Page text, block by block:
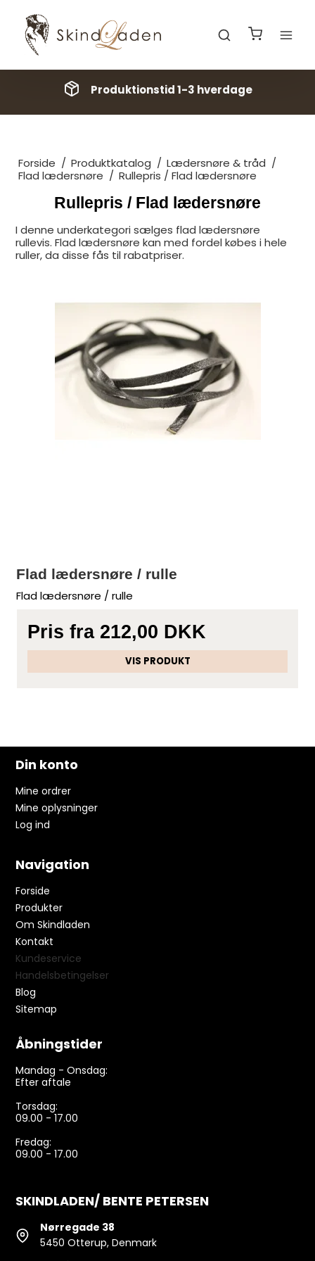
Produktionstid 1-3 hverdage
Forside / Produktkatalog / Lædersnøre & tråd /
Flad lædersnøre / Rullepris / Flad lædersnøre
Rullepris / Flad lædersnøre
I denne underkategori sælges flad lædersnøre
rullevis. Flad lædersnøre kan med fordel købes i hele
ruller, da disse fås til rabatpriser.
Flad lædersnøre / rulle
Flad lædersnøre / rulle
Pris fra 212,00 DKK
VIS PRODUKT
Din konto
Mine ordrer
Mine oplysninger
Log ind
Navigation
Forside
Produkter
Om Skindladen
Kontakt
Kundeservice
Handelsbetingelser
Blog
Sitemap
Åbningstider
Mandag - Onsdag:
Efter aftale
Torsdag:
09.00 - 17.00
Fredag:
09.00 - 17.00
SKINDLADEN/ BENTE PETERSEN
Nørregade 38
5450 Otterup, Denmark